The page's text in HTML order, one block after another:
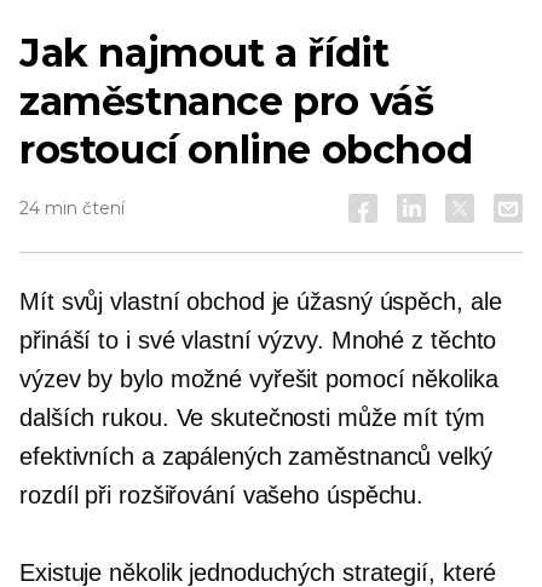
Jak najmout a řídit
zaměstnance pro váš
rostoucí online obchod
24 min čtení
Mít svůj vlastní obchod je úžasný úspěch, ale
přináší to i své vlastní výzvy. Mnohé z těchto
výzev by bylo možné vyřešit pomocí několika
dalších rukou. Ve skutečnosti může mít tým
efektivních a zapálených zaměstnanců velký
rozdíl při rozšiřování vašeho úspěchu.
Existuje několik jednoduchých strategií, které